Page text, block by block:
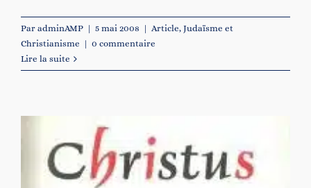
Par adminAMP | 5 mai 2008 | Article, Judaïsme et
Christianisme | 0 commentaire
Lire la suite